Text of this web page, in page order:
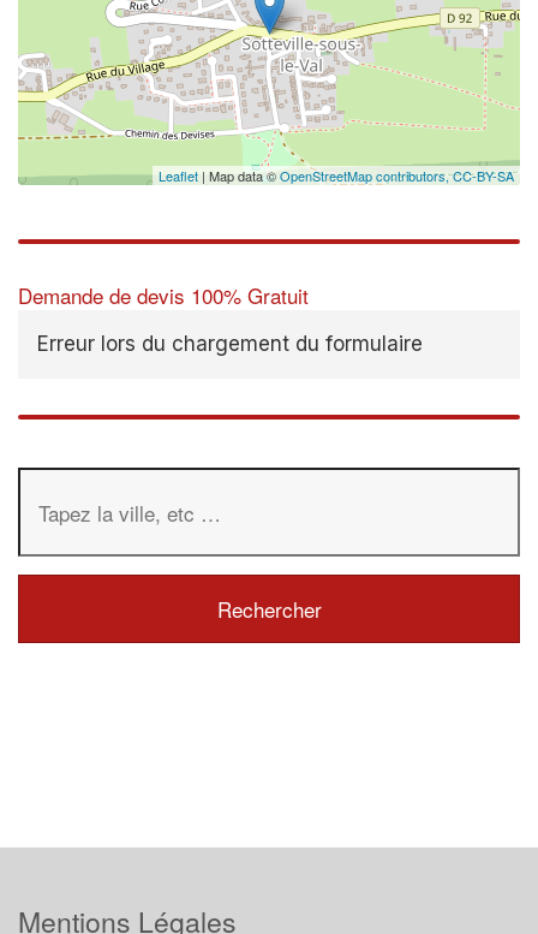
Leaflet | Map data ©OpenStreetMap contributors,CC-BY-SA
Demande de devis 100% Gratuit
Erreur lors du chargement du formulaire
Mentions Légales